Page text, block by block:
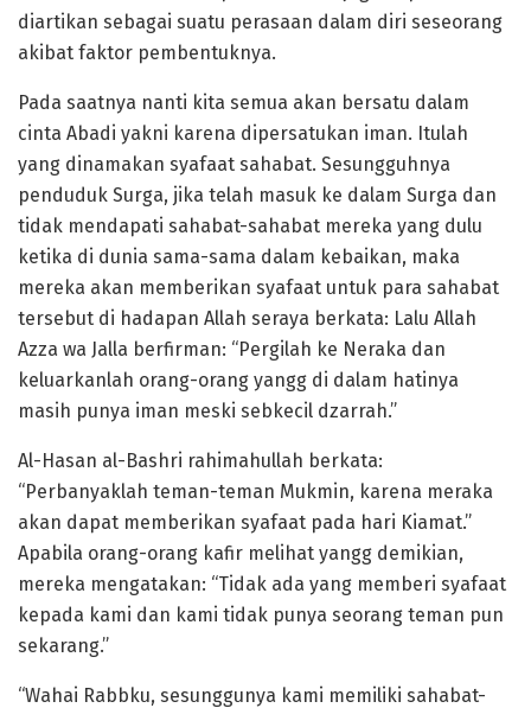
diartikan sebagai suatu perasaan dalam diri seseorang
akibat faktor pembentuknya.
Pada saatnya nanti kita semua akan bersatu dalam
cinta Abadi yakni karena dipersatukan iman. Itulah
yang dinamakan syafaat sahabat. Sesungguhnya
penduduk Surga, jika telah masuk ke dalam Surga dan
tidak mendapati sahabat-sahabat mereka yang dulu
ketika di dunia sama-sama dalam kebaikan, maka
mereka akan memberikan syafaat untuk para sahabat
tersebut di hadapan Allah seraya berkata: Lalu Allah
Azza wa Jalla berfirman: “Pergilah ke Neraka dan
keluarkanlah orang-orang yangg di dalam hatinya
masih punya iman meski sebkecil dzarrah.”
Al-Hasan al-Bashri rahimahullah berkata:
“Perbanyaklah teman-teman Mukmin, karena meraka
akan dapat memberikan syafaat pada hari Kiamat.”
Apabila orang-orang kafir melihat yangg demikian,
mereka mengatakan: “Tidak ada yang memberi syafaat
kepada kami dan kami tidak punya seorang teman pun
sekarang.”
“Wahai Rabbku, sesunggunya kami memiliki sahabat-